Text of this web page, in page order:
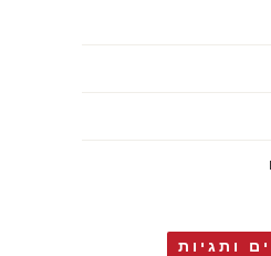
ותגיות